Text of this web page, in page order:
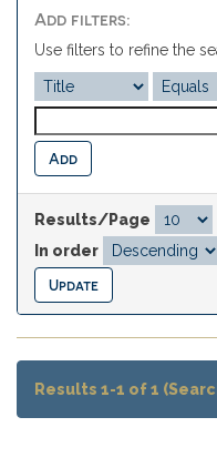
Add filters:
Use filters to refine the
Results/Page
In order
Results 1-1 of 1